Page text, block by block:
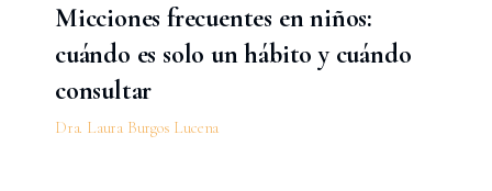
Micciones frecuentes en niños:
cuándo es solo un hábito y cuándo
consultar
Dra. Laura Burgos Lucena